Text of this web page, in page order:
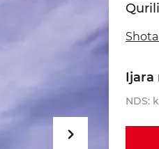
Ijara
NDS: